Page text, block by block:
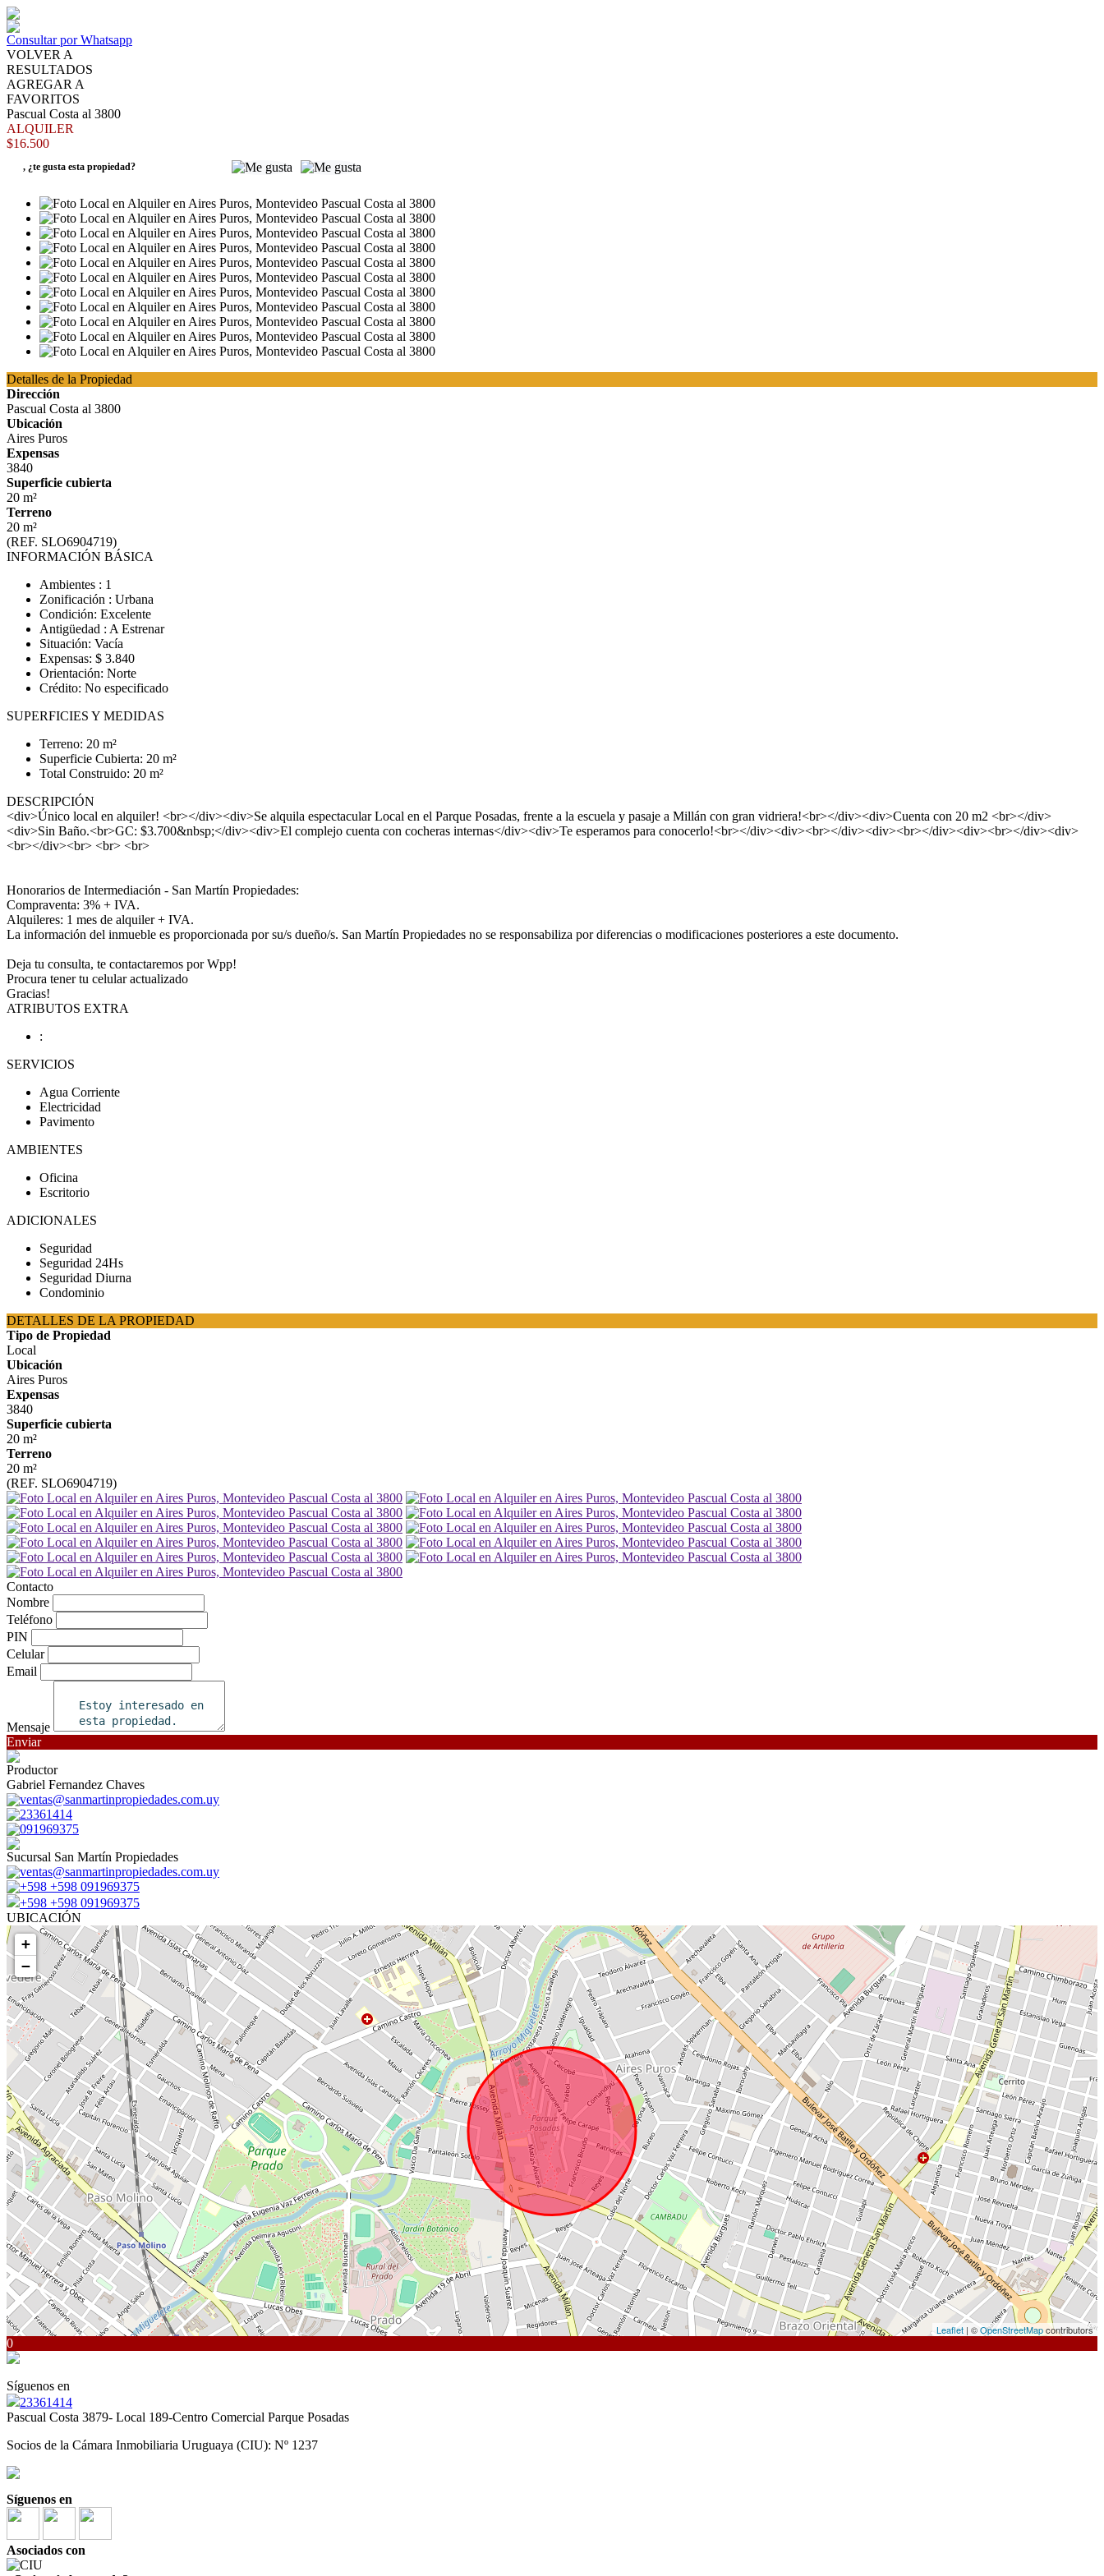
Consultar por Whatsapp
VOLVER A
RESULTADOS
AGREGAR A
FAVORITOS
Pascual Costa al 3800
ALQUILER
$16.500
, ¿te gusta esta propiedad?
Detalles de la Propiedad
Dirección
Pascual Costa al 3800
Ubicación
Aires Puros
Expensas
3840
Superficie cubierta
20 m²
Terreno
20 m²
(REF. SLO6904719)
INFORMACIÓN BÁSICA
Ambientes : 1
Zonificación : Urbana
Condición: Excelente
Antigüedad : A Estrenar
Situación: Vacía
Expensas: $ 3.840
Orientación: Norte
Crédito: No especificado
SUPERFICIES Y MEDIDAS
Terreno: 20 m²
Superficie Cubierta: 20 m²
Total Construido: 20 m²
DESCRIPCIÓN
<div>Único local en alquiler! <br></div><div>Se alquila espectacular Local en el Parque Posadas, frente a la escuela y pasaje a Millán con gran vidriera!<br></div><div>Cuenta con 20 m2 <br></div>
<div>Sin Baño.<br>GC: $3.700&nbsp;</div><div>El complejo cuenta con cocheras internas</div><div>Te esperamos para conocerlo!<br></div><div><br></div><div><br></div><div><br></div><div>
<br></div><br> <br> <br>
Honorarios de Intermediación - San Martín Propiedades:
Compraventa: 3% + IVA.
Alquileres: 1 mes de alquiler + IVA.
La información del inmueble es proporcionada por su/s dueño/s. San Martín Propiedades no se responsabiliza por diferencias o modificaciones posteriores a este documento.
Deja tu consulta, te contactaremos por Wpp!
Procura tener tu celular actualizado
Gracias!
ATRIBUTOS EXTRA
:
SERVICIOS
Agua Corriente
Electricidad
Pavimento
AMBIENTES
Oficina
Escritorio
ADICIONALES
Seguridad
Seguridad 24Hs
Seguridad Diurna
Condominio
DETALLES DE LA PROPIEDAD
Tipo de Propiedad
Local
Ubicación
Aires Puros
Expensas
3840
Superficie cubierta
20 m²
Terreno
20 m²
(REF. SLO6904719)
Contacto
Nombre
Teléfono
PIN
Celular
Email
Mensaje
Enviar
Productor
Gabriel Fernandez Chaves
ventas@sanmartinpropiedades.com.uy
23361414
091969375
Sucursal San Martín Propiedades
ventas@sanmartinpropiedades.com.uy
+598 +598 091969375
+598 +598 091969375
UBICACIÓN
+
−
Leaflet | ©OpenStreetMapcontributors
0
Síguenos en
23361414
Pascual Costa 3879- Local 189-Centro Comercial Parque Posadas
Socios de la Cámara Inmobiliaria Uruguaya (CIU): Nº 1237
Síguenos en
Asociados con